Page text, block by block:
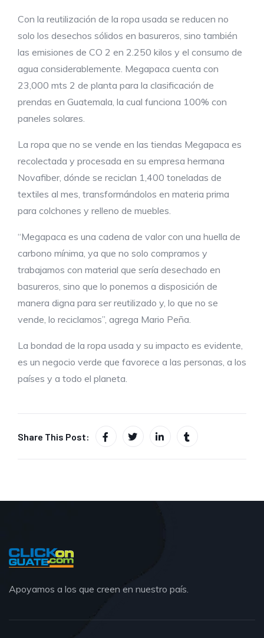
Con la reutilización de la ropa usada se reducen no
solo los desechos sólidos en basureros, sino también
las emisiones de CO 2 en 2.250 kilos y el consumo de
agua considerablemente. Megapaca cuenta con
23,000 mts 2 de planta para la clasificación de
prendas en Guatemala, la cual funciona 100% con
paneles solares.
La ropa que no se vende en las tiendas Megapaca es
recolectada y procesada en su empresa hermana
Novafiber, dónde se reciclan 1,400 toneladas de
textiles al mes, transformándolos en materia prima
para colchones y relleno de muebles.
“Megapaca es una cadena de valor con una huella de
carbono mínima, ya que no solo compramos y
trabajamos con material que sería desechado en
basureros, sino que lo ponemos a disposición de
manera digna para ser reutilizado y, lo que no se
vende, lo reciclamos”, agrega Mario Peña.
La bondad de la ropa usada y su impacto es evidente,
es un negocio verde que favorece a las personas, a los
países y a todo el planeta.
Share This Post:
Apoyamos a los que creen en nuestro país.